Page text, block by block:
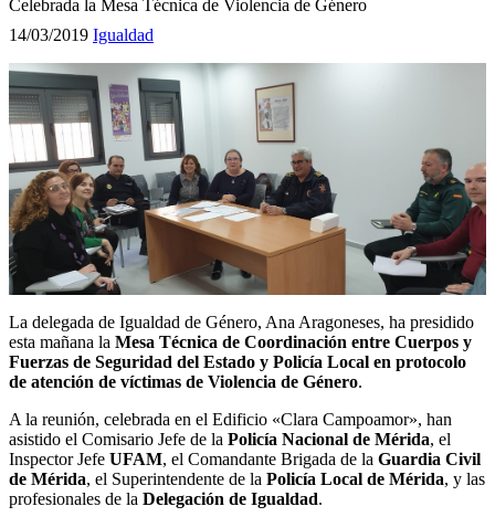
Celebrada la Mesa Técnica de Violencia de Género
14/03/2019 Igualdad
La delegada de Igualdad de Género, Ana Aragoneses, ha presidido
esta mañana la Mesa Técnica de Coordinación entre Cuerpos y
Fuerzas de Seguridad del Estado y Policía Local en protocolo
de atención de víctimas de Violencia de Género.
A la reunión, celebrada en el Edificio «Clara Campoamor», han
asistido el Comisario Jefe de la Policía Nacional de Mérida, el
Inspector Jefe UFAM, el Comandante Brigada de la Guardia Civil
de Mérida, el Superintendente de la Policía Local de Mérida, y las
profesionales de la Delegación de Igualdad.